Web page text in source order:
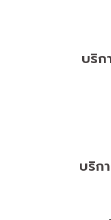
บริก
บริก